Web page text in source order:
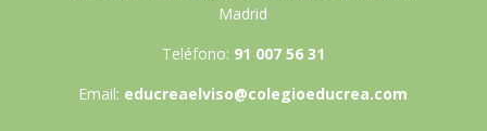
Madrid
Teléfono: 91 007 56 31
Email: educreaelviso@colegioeducrea.com